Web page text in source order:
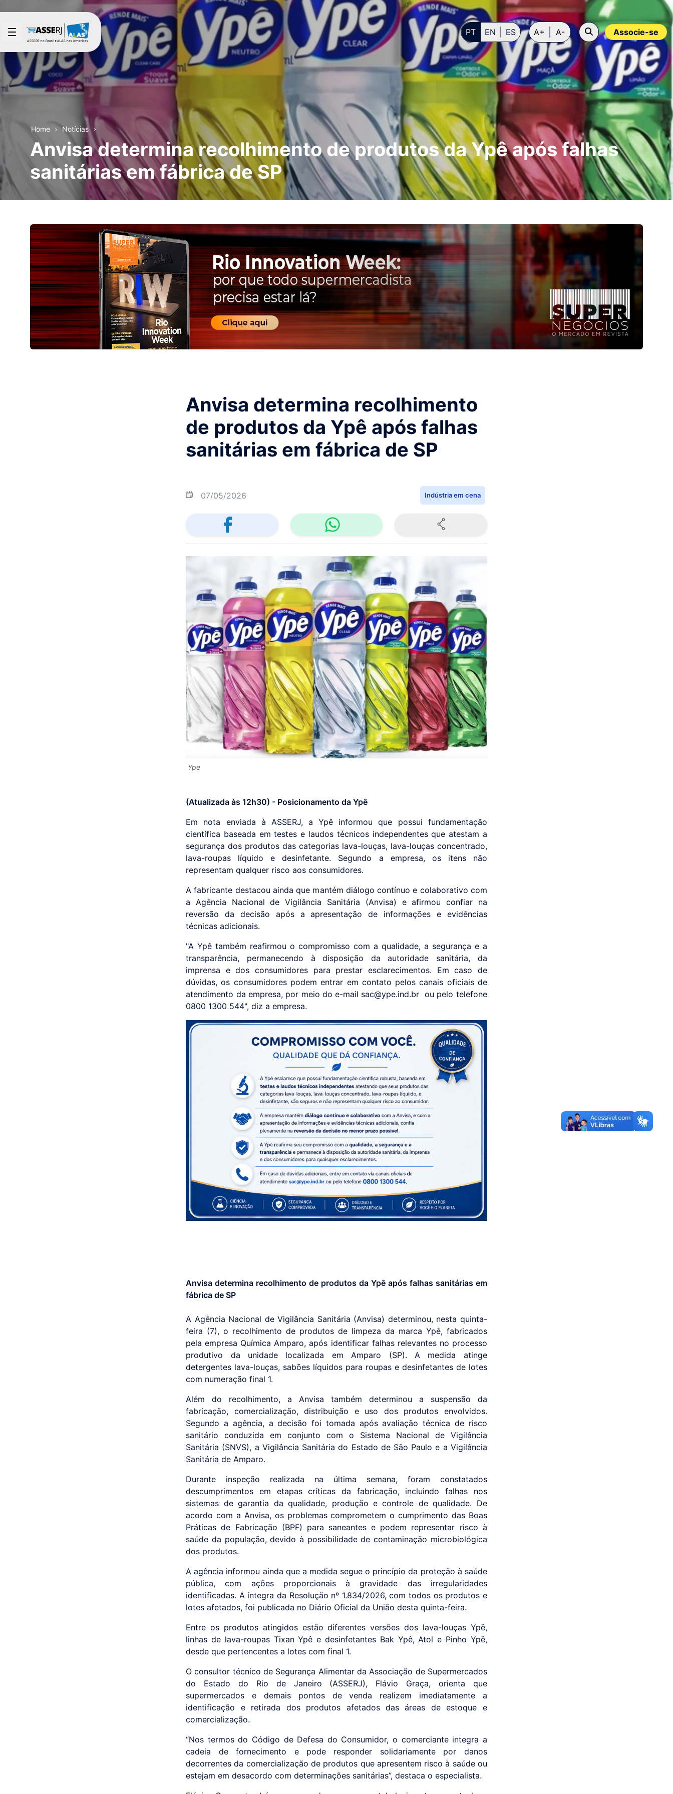
Pular para o Conteúdo principal
Associe-se
PT EN ES A+ A-
Home Notícias
Anvisa determina recolhimento de produtos da Ypê após falhas
sanitárias em fábrica de SP
Anvisa determina recolhimento
de produtos da Ypê após falhas
sanitárias em fábrica de SP
07/05/2026 Indústria em cena
Ype
(Atualizada às 12h30) - Posicionamento da Ypê
Em nota enviada à ASSERJ, a Ypê informou que possui fundamentação
científica baseada em testes e laudos técnicos independentes que atestam a
segurança dos produtos das categorias lava-louças, lava-louças concentrado,
lava-roupas líquido e desinfetante. Segundo a empresa, os itens não
representam qualquer risco aos consumidores.
A fabricante destacou ainda que mantém diálogo contínuo e colaborativo com
a Agência Nacional de Vigilância Sanitária (Anvisa) e afirmou confiar na
reversão da decisão após a apresentação de informações e evidências
técnicas adicionais.
"A Ypê também reafirmou o compromisso com a qualidade, a segurança e a
transparência, permanecendo à disposição da autoridade sanitária, da
imprensa e dos consumidores para prestar esclarecimentos. Em caso de
dúvidas, os consumidores podem entrar em contato pelos canais oficiais de
atendimento da empresa, por meio do e-mail sac@ype.ind.br ou pelo telefone
0800 1300 544", diz a empresa.
Anvisa determina recolhimento de produtos da Ypê após falhas sanitárias em
fábrica de SP
A Agência Nacional de Vigilância Sanitária (Anvisa) determinou, nesta quinta-
feira (7), o recolhimento de produtos de limpeza da marca Ypê, fabricados
pela empresa Química Amparo, após identificar falhas relevantes no processo
produtivo da unidade localizada em Amparo (SP). A medida atinge
detergentes lava-louças, sabões líquidos para roupas e desinfetantes de lotes
com numeração final 1.
Além do recolhimento, a Anvisa também determinou a suspensão da
fabricação, comercialização, distribuição e uso dos produtos envolvidos.
Segundo a agência, a decisão foi tomada após avaliação técnica de risco
sanitário conduzida em conjunto com o Sistema Nacional de Vigilância
Sanitária (SNVS), a Vigilância Sanitária do Estado de São Paulo e a Vigilância
Sanitária de Amparo.
Durante inspeção realizada na última semana, foram constatados
descumprimentos em etapas críticas da fabricação, incluindo falhas nos
sistemas de garantia da qualidade, produção e controle de qualidade. De
acordo com a Anvisa, os problemas comprometem o cumprimento das Boas
Práticas de Fabricação (BPF) para saneantes e podem representar risco à
saúde da população, devido à possibilidade de contaminação microbiológica
dos produtos.
A agência informou ainda que a medida segue o princípio da proteção à saúde
pública, com ações proporcionais à gravidade das irregularidades
identificadas. A íntegra da Resolução nº 1.834/2026, com todos os produtos e
lotes afetados, foi publicada no Diário Oficial da União desta quinta-feira.
Entre os produtos atingidos estão diferentes versões dos lava-louças Ypê,
linhas de lava-roupas Tixan Ypê e desinfetantes Bak Ypê, Atol e Pinho Ypê,
desde que pertencentes a lotes com final 1.
O consultor técnico de Segurança Alimentar da Associação de Supermercados
do Estado do Rio de Janeiro (ASSERJ), Flávio Graça, orienta que
supermercados e demais pontos de venda realizem imediatamente a
identificação e retirada dos produtos afetados das áreas de estoque e
comercialização.
“Nos termos do Código de Defesa do Consumidor, o comerciante integra a
cadeia de fornecimento e pode responder solidariamente por danos
decorrentes da comercialização de produtos que apresentem risco à saúde ou
estejam em desacordo com determinações sanitárias”, destaca o especialista.